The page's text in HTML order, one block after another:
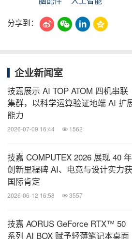
分享到：
企业新闻室
技嘉展示 AI TOP ATOM 四机串联
集群，以科学运算验证地端 AI 扩
能力
2026-07-09 16:44 1562
技嘉 COMPUTEX 2026 展现 40 年
创新里程碑 AI、电竞与设计实力获
国际肯定
2026-06-12 16:58 3557
技嘉 AORUS GeForce RTX™ 50
系列 AI BOX 赋予轻薄笔记本桌面